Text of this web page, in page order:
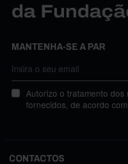
da
MANTENHA-SE A PAR
Autorizo o tratamento
fornecidos, de acordo
CONTACTOS